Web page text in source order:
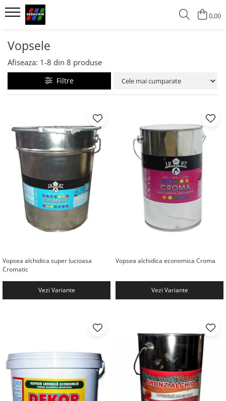
Vopsele lavabile
Vopsele alchidice
Vopsele bronz aluminiu pentru
acoperisuri
Grunduri alchidice
0,00
Vopsele
Afiseaza: 1-8 din 8 produse
Filtre
Vopsea alchidica super lucioasa
Cromatic
Vezi Variante
Vopsea alchidica economica Croma
Vezi Variante